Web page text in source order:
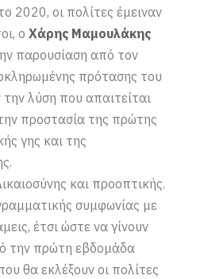
2020, οι πολίτες έμειναν
οΧάρης Μαμουλάκης
παρουσίαση από τον
πρότασης του
λύση που απαιτείται
προστασία της πρώτης
γης και της
και προοπτικής.
συμφωνίας με
έτσι ώστε να γίνουν
την πρώτη εβδομάδα
θα εκλέξουν οι πολίτες